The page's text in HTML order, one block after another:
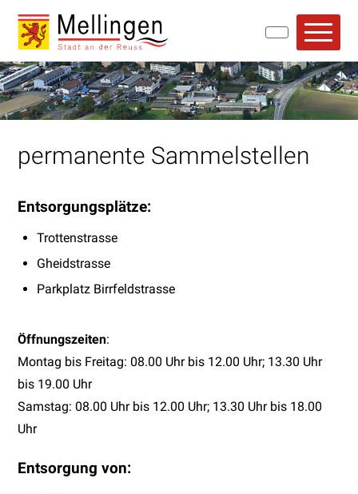
Navigieren in Mellingen
Schnellnavigation
permanente Sammelstellen
Entsorgungsplätze:
Trottenstrasse
Gheidstrasse
Parkplatz Birrfeldstrasse
Öffnungszeiten:
Montag bis Freitag: 08.00 Uhr bis 12.00 Uhr; 13.30 Uhr
bis 19.00 Uhr
Samstag: 08.00 Uhr bis 12.00 Uhr; 13.30 Uhr bis 18.00
Uhr
Entsorgung von: